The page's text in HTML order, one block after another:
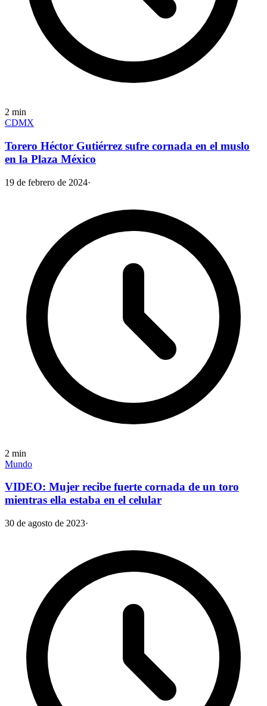
2 min
CDMX
Torero Héctor Gutiérrez sufre cornada en el muslo
en la Plaza México
19 de febrero de 2024·
2 min
Mundo
VIDEO: Mujer recibe fuerte cornada de un toro
mientras ella estaba en el celular
30 de agosto de 2023·